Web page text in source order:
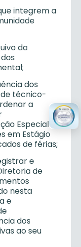
integrem a
da
dos
técnico-
a
Especial
em Estágio
de férias;
e
de
nesta
e
dos
ao seu